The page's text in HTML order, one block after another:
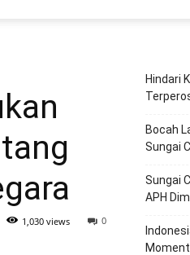
0
1,030 views
Hindari
Bocah
Sungai
Sungai
APH